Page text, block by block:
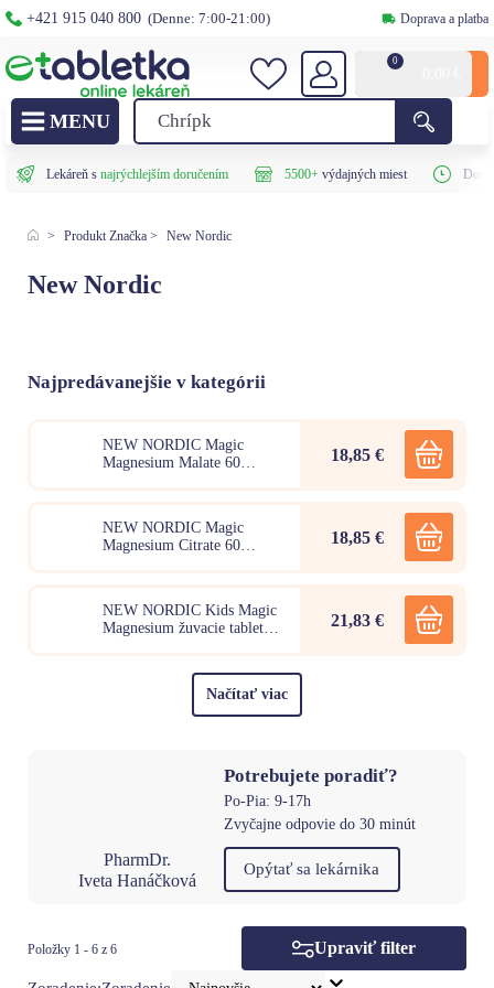
+421 915 040 800 (Denne: 7:00-21:00) Doprava a platba
0
Lekáreň s najrýchlejším doručením 5500+výdajných miest
> Produkt Značka > New Nordic
New Nordic
Najpredávanejšie v kategórii
NEW NORDIC Magic
Magnesium Malate 60
18,85 €
NEW NORDIC Magic
Magnesium Citrate 60
18,85 €
NEW NORDIC Kids Magic
Magnesium žuvacie tablety
21,83 €
Načítať viac
PharmDr.
Iveta Hanáčková
Potrebujete poradiť?
Po-Pia: 9-17h
Zvyčajne odpovie do 30 minút
Opýtať sa lekárnika
Položky 1 - 6 z 6 Upraviť filter